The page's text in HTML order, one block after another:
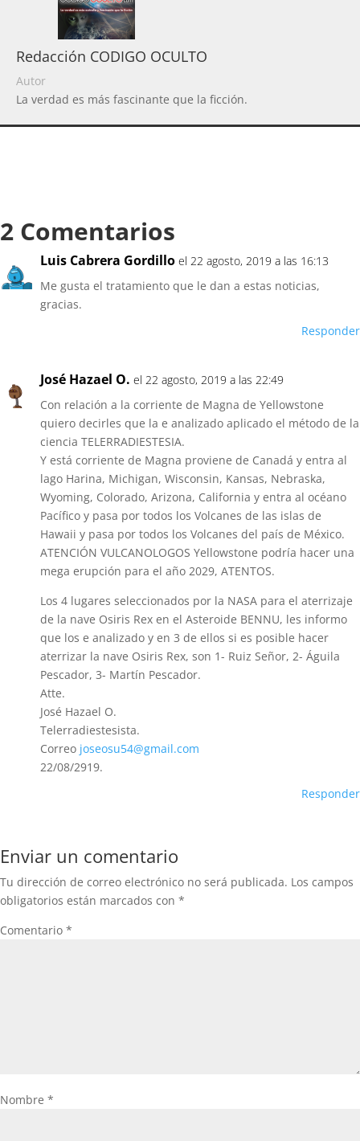
Redacción CODIGO OCULTO
Autor
La verdad es más fascinante que la ficción.
2 Comentarios
Luis Cabrera Gordillo el 22 agosto, 2019 a las 16:13
Me gusta el tratamiento que le dan a estas noticias,
gracias.
Responder
José Hazael O. el 22 agosto, 2019 a las 22:49
Con relación a la corriente de Magna de Yellowstone
quiero decirles que la e analizado aplicado el método de la
ciencia TELERRADIESTESIA.
Y está corriente de Magna proviene de Canadá y entra al
lago Harina, Michigan, Wisconsin, Kansas, Nebraska,
Wyoming, Colorado, Arizona, California y entra al océano
Pacífico y pasa por todos los Volcanes de las islas de
Hawaii y pasa por todos los Volcanes del país de México.
ATENCIÓN VULCANOLOGOS Yellowstone podría hacer una
mega erupción para el año 2029, ATENTOS.
Los 4 lugares seleccionados por la NASA para el aterrizaje
de la nave Osiris Rex en el Asteroide BENNU, les informo
que los e analizado y en 3 de ellos si es posible hacer
aterrizar la nave Osiris Rex, son 1- Ruiz Señor, 2- Águila
Pescador, 3- Martín Pescador.
Atte.
José Hazael O.
Telerradiestesista.
Correo joseosu54@gmail.com
22/08/2919.
Responder
Enviar un comentario
Tu dirección de correo electrónico no será publicada. Los campos
obligatorios están marcados con *
Comentario *
Nombre *